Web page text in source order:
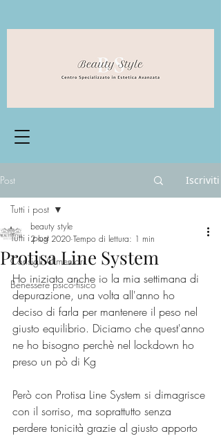
Post Iscriviti
Tutti i post
Consigli Alimentari
Benessere psico-fisico
Tutti i post
Protisa Line System
beauty style
2 lug 2020 Tempo di lettura: 1 min
Ho iniziato anche io la mia settimana di
depurazione, una volta all'anno ho
deciso di farla per mantenere il peso nel
giusto equilibrio. Diciamo che quest'anno
ne ho bisogno perchè nel lockdown ho
preso un pò di Kg
Però con Protisa Line System si dimagrisce
con il sorriso, ma soprattutto senza
perdere tonicità grazie al giusto apporto